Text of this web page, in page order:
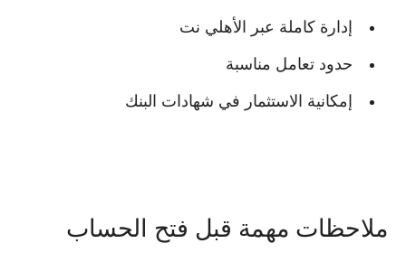
إدارة كاملة عبر الأهلي نت
حدود تعامل مناسبة
إمكانية الاستثمار في شهادات البنك
ملاحظات مهمة قبل فتح الحساب